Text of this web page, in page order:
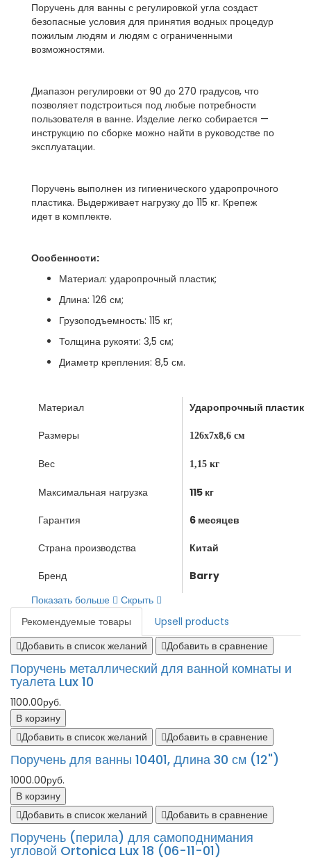
Поручень для ванны с регулировкой угла создаст
безопасные условия для принятия водных процедур
пожилым людям и людям с ограниченными
возможностями.
Диапазон регулировки от 90 до 270 градусов, что
позволяет подстроиться под любые потребности
пользователя в ванне. Изделие легко собирается —
инструкцию по сборке можно найти в руководстве по
эксплуатации.
Поручень выполнен из гигиенического ударопрочного
пластика. Выдерживает нагрузку до 115 кг. Крепеж
идет в комплекте.
Особенности:
Материал: ударопрочный пластик;
Длина: 126 см;
Грузоподъемность: 115 кг;
Толщина рукояти: 3,5 см;
Диаметр крепления: 8,5 см.
Материал
Ударопрочный пластик
Размеры
126х7х8,6 см
Вес 1,15 кг
Максимальная нагрузка
115 кг
Гарантия
6 месяцев
Страна производства
Китай
Бренд
Barry
Показать больше
Скрыть
Рекомендуемые товары
Upsell products
Добавить в список желаний
Добавить в сравнение
Поручень металлический для ванной комнаты и
туалета Lux 10
1100.00руб.
В корзину
Добавить в список желаний
Добавить в сравнение
Поручень для ванны 10401, Длина 30 см (12")
1000.00руб.
В корзину
Добавить в список желаний
Добавить в сравнение
Поручень (перила) для самоподнимания
угловой Ortonica Lux 18 (06-11-01)